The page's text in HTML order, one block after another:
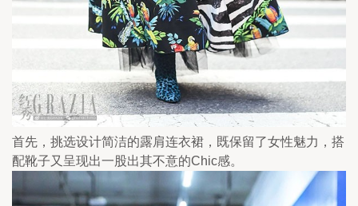
首先，挑选设计简洁的露肩连衣裙，既保留了女性魅力，搭
配靴子又呈现出一股出其不意的Chic感。